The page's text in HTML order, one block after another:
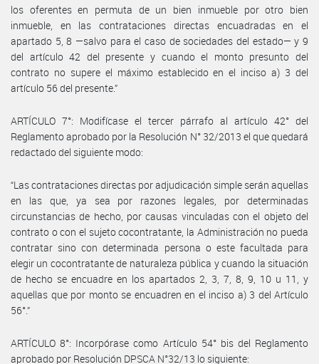
los oferentes en permuta de un bien inmueble por otro bien
inmueble, en las contrataciones directas encuadradas en el
apartado 5, 8 —salvo para el caso de sociedades del estado— y 9
del artículo 42 del presente y cuando el monto presunto del
contrato no supere el máximo establecido en el inciso a) 3 del
artículo 56 del presente.”
ARTÍCULO 7°: Modifícase el tercer párrafo al artículo 42° del
Reglamento aprobado por la Resolución N° 32/2013 el que quedará
redactado del siguiente modo:
“Las contrataciones directas por adjudicación simple serán aquellas
en las que, ya sea por razones legales, por determinadas
circunstancias de hecho, por causas vinculadas con el objeto del
contrato o con el sujeto cocontratante, la Administración no pueda
contratar sino con determinada persona o este facultada para
elegir un cocontratante de naturaleza pública y cuando la situación
de hecho se encuadre en los apartados 2, 3, 7, 8, 9, 10 u 11, y
aquellas que por monto se encuadren en el inciso a) 3 del Artículo
56°.”
ARTÍCULO 8°: Incorpórase como Artículo 54° bis del Reglamento
aprobado por Resolución DPSCA N°32/13 lo siguiente: